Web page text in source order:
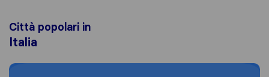
Città popolari in
Italia
Moving to Roma